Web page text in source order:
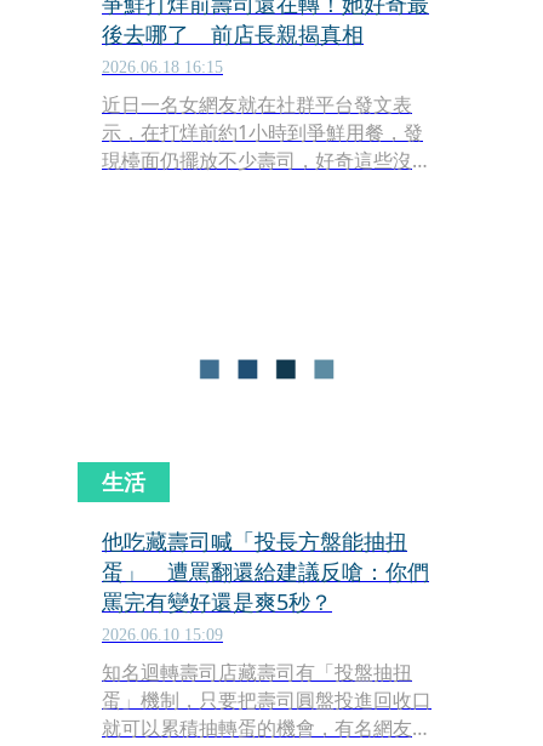
後去哪了 前店長親揭真相
2026.06.18 16:15
近日一名女網友就在社群平台發文表
示，在打烊前約1小時到爭鮮用餐，發
現檯面仍擺放不少壽司，好奇這些沒賣
生活
他吃藏壽司喊「投長方盤能抽扭
蛋」 遭罵翻還給建議反嗆：你們
罵完有變好還是爽5秒？
2026.06.10 15:09
知名迴轉壽司店藏壽司有「投盤抽扭
蛋」機制，只要把壽司圓盤投進回收口
就可以累積抽轉蛋的機會，有名網友昨